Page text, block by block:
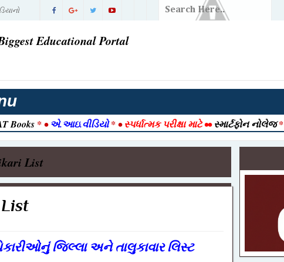
|
ગઈ
2026
આવી ગઈ
|
નમૂનો
Detail
Educational Portal
Books * •એ.આઇ.વીડિયો* •સ્પર્ધાત્મક પરીક્ષા માટે••સ્માર્ટફોન નોલેજ*
List
જિલ્લા અને તાલુકાવાર લિસ્ટ